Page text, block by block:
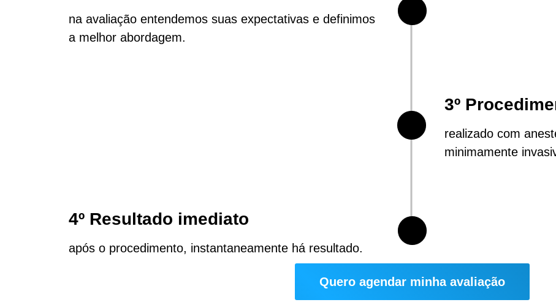
na avaliação entendemos suas expectativas e definimos
a melhor abordagem.
3º
realizado com
minimamente
4º Resultado imediato
após o procedimento, instantaneamente há resultado.
Quero agendar minha avaliação